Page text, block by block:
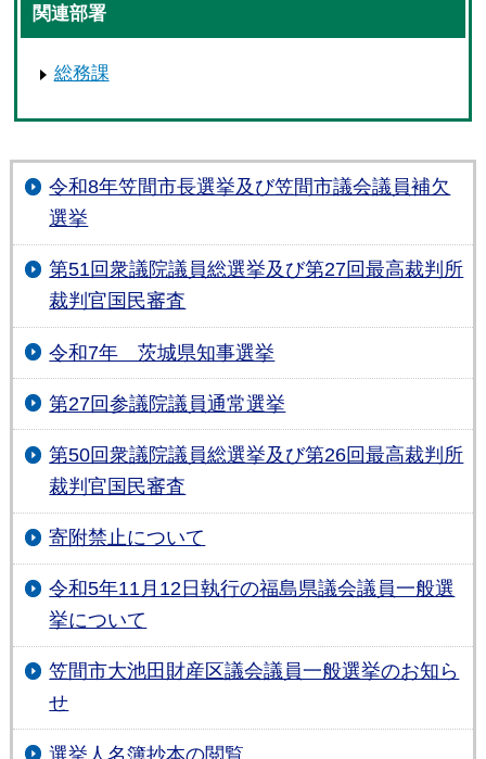
関連部署
総務課
令和8年笠間市長選挙及び笠間市議会議員補欠
選挙
第51回衆議院議員総選挙及び第27回最高裁判所
裁判官国民審査
令和7年 茨城県知事選挙
第27回参議院議員通常選挙
第50回衆議院議員総選挙及び第26回最高裁判所
裁判官国民審査
寄附禁止について
令和5年11月12日執行の福島県議会議員一般選
挙について
笠間市大池田財産区議会議員一般選挙のお知ら
せ
選挙人名簿抄本の閲覧